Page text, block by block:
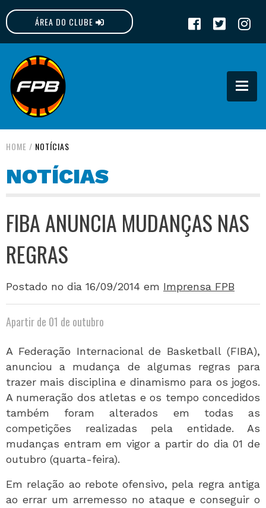
ÁREA DO CLUBE
FPB
HOME / NOTÍCIAS
NOTÍCIAS
FIBA ANUNCIA MUDANÇAS NAS
REGRAS
Postado no dia 16/09/2014 em Imprensa FPB
Apartir de 01 de outubro
A Federação Internacional de Basketball (FIBA),
anunciou a mudança de algumas regras para
trazer mais disciplina e dinamismo para os jogos.
A numeração dos atletas e os tempo concedidos
também foram alterados em todas as
competições realizadas pela entidade. As
mudanças entram em vigor a partir do dia 01 de
outubro (quarta-feira).
Em relação ao rebote ofensivo, pela regra antiga
ao errar um arremesso no ataque e conseguir o